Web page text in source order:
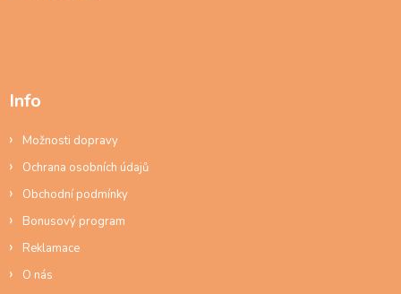
Info
Možnosti dopravy
Ochrana osobních údajů
Obchodní podmínky
Bonusový program
Reklamace
O nás